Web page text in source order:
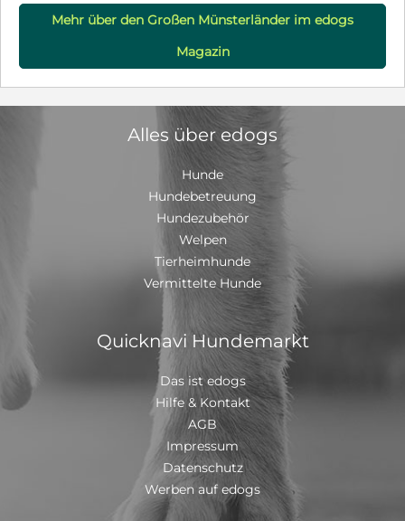
Mehr über den Großen Münsterländer im edogs
Magazin
Alles über edogs
Hunde
Hundebetreuung
Hundezubehör
Welpen
Tierheimhunde
Vermittelte Hunde
Quicknavi Hundemarkt
Das ist edogs
Hilfe & Kontakt
AGB
Impressum
Datenschutz
Werben auf edogs